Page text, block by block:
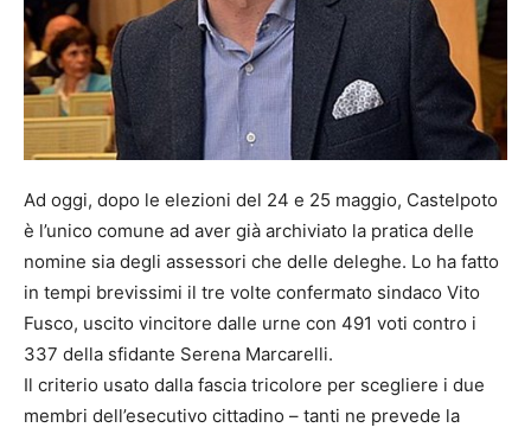
Ad oggi, dopo le elezioni del 24 e 25 maggio, Castelpoto
è l’unico comune ad aver già archiviato la pratica delle
nomine sia degli assessori che delle deleghe. Lo ha fatto
in tempi brevissimi il tre volte confermato sindaco Vito
Fusco, uscito vincitore dalle urne con 491 voti contro i
337 della sfidante Serena Marcarelli.
Il criterio usato dalla fascia tricolore per scegliere i due
membri dell’esecutivo cittadino – tanti ne prevede la